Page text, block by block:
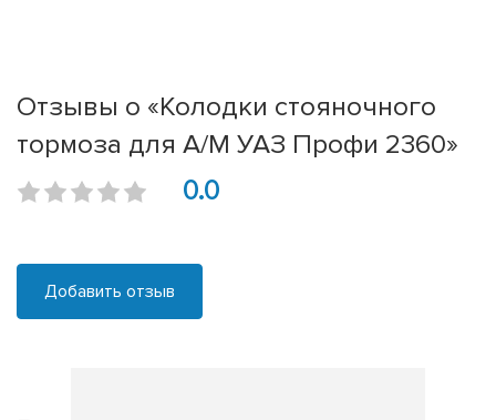
Отзывы о «Колодки стояночного
тормоза для А/М УАЗ Профи 2360»
0.0
Добавить отзыв